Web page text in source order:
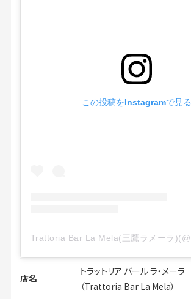
この投稿をInstagramで見る
店名
トラットリア バール ラ・メーラ
（Trattoria Bar La Mela）